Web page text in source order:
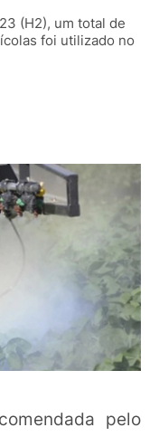
(H2), um total de
foi utilizado no
pelo